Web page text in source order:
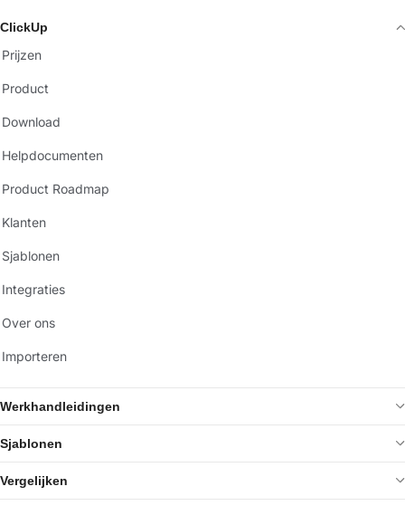
ClickUp
Prijzen
Product
Download
Helpdocumenten
Product Roadmap
Klanten
Sjablonen
Integraties
Over ons
Importeren
Werkhandleidingen
Sjablonen
Vergelijken